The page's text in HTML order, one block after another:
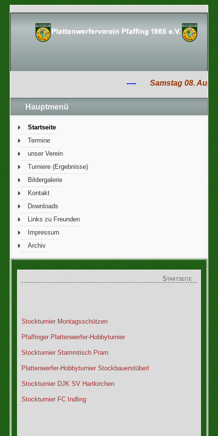
---- Samstag 08.
Hauptmenü
Startseite
Termine
unser Verein
Turniere (Ergebnisse)
Bildergalerie
Kontakt
Downloads
Links zu Freunden
Impressum
Archiv
Startseite
Stockturnier Montagsschützen
Pfaffinger Plattenwerfer-Hobbyturnier
Stockturnier Stammtisch Pram
Plattenwerfer-Hobbyturnier Stockbauerstüberl
Stockturnier DJK SV Hartkirchen
Stockturnier FC Indling